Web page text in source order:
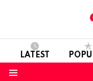
LATEST